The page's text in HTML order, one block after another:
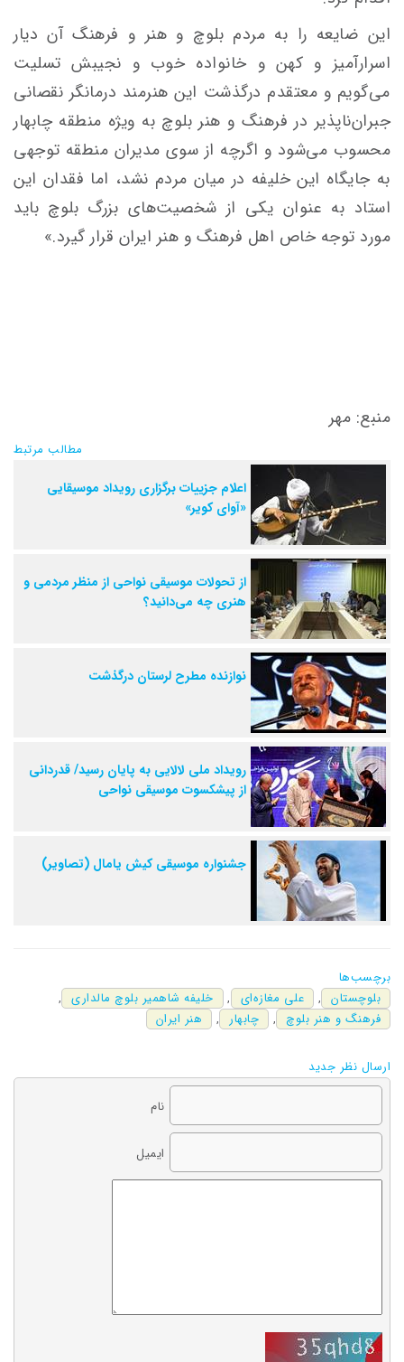
این ضایعه را به مردم بلوچ و هنر و فرهنگ آن دیار
اسرارآمیز و کهن و خانواده خوب و نجیبش تسلیت
می‌گویم و معتقدم درگذشت این هنرمند درمانگر نقصانی
جبران‌ناپذیر در فرهنگ و هنر بلوچ به ویژه منطقه چابهار
محسوب می‌شود و اگرچه از سوی مدیران منطقه توجهی
به جایگاه این خلیفه در میان مردم نشد، اما فقدان این
استاد به عنوان یکی از شخصیت‌های بزرگ بلوچ باید
مورد توجه خاص اهل فرهنگ و هنر ایران قرار گیرد.»
منبع: مهر
مطالب مرتبط
اعلام جزییات برگزاری رویداد موسیقایی
«آوای کویر»
از تحولات موسیقی نواحی از منظر مردمی و
هنری چه می‌دانید؟
نوازنده مطرح لرستان درگذشت
رویداد ملی لالایی به پایان رسید/ قدردانی
از پیشکسوت موسیقی نواحی
جشنواره‌ موسیقی کیش یامال (تصاویر)
برچسب‌ها
بلوچستان , علی مغازه‌ای , خلیفه شاهمیر بلوچ مالداری ,
فرهنگ و هنر بلوچ
, چابهار , هنر ایران
ارسال نظر جدید
نام
ایمیل